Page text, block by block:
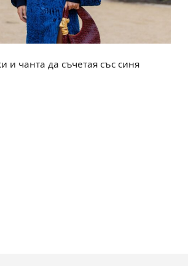
и чанта да съчетая със синя